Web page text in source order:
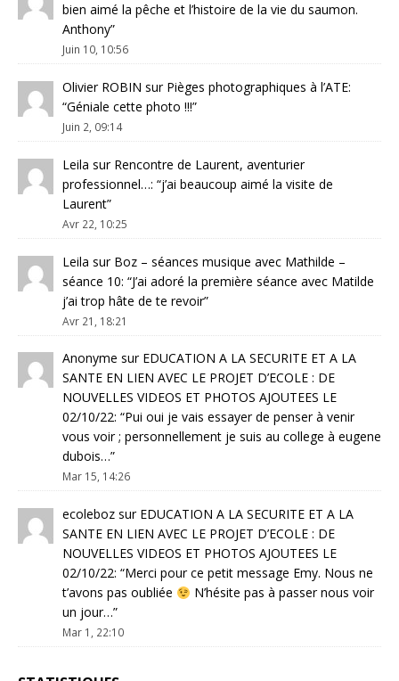
bien aimé la pêche et l’histoire de la vie du saumon.
Anthony”
Juin 10, 10:56
Olivier ROBIN sur Pièges photographiques à l’ATE:
“Géniale cette photo !!!”
Juin 2, 09:14
Leila sur Rencontre de Laurent, aventurier
professionnel…: “j’ai beaucoup aimé la visite de
Laurent”
Avr 22, 10:25
Leila sur Boz – séances musique avec Mathilde –
séance 10: “J’ai adoré la première séance avec Matilde
j’ai trop hâte de te revoir”
Avr 21, 18:21
Anonyme sur EDUCATION A LA SECURITE ET A LA
SANTE EN LIEN AVEC LE PROJET D’ECOLE : DE
NOUVELLES VIDEOS ET PHOTOS AJOUTEES LE
02/10/22: “Pui oui je vais essayer de penser à venir
vous voir ; personnellement je suis au college à eugene
dubois…”
Mar 15, 14:26
ecoleboz sur EDUCATION A LA SECURITE ET A LA
SANTE EN LIEN AVEC LE PROJET D’ECOLE : DE
NOUVELLES VIDEOS ET PHOTOS AJOUTEES LE
02/10/22: “Merci pour ce petit message Emy. Nous ne
t’avons pas oubliée
N’hésite pas à passer nous voir
un jour…”
Mar 1, 22:10